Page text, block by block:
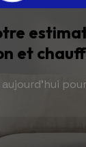
et